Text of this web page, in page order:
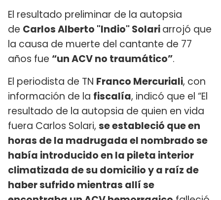
El resultado preliminar de la autopsia
de Carlos Alberto "Indio" Solariarrojó que
la causa de muerte del cantante de 77
años fue “un ACV no traumático”.
El periodista de TN Franco Mercuriali, con
información de la fiscalía, indicó que el “El
resultado de la autopsia de quien en vida
fuera Carlos Solari, se estableció que en
horas de la madrugada el nombrado se
había introducido en la pileta interior
climatizada de su domicilio y a raíz de
haber sufrido mientras allí se